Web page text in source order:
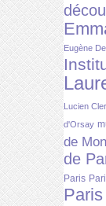
Eugène
Lucien
d'Orsay
de
de
Paris